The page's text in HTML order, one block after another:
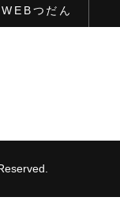
WEBつだん